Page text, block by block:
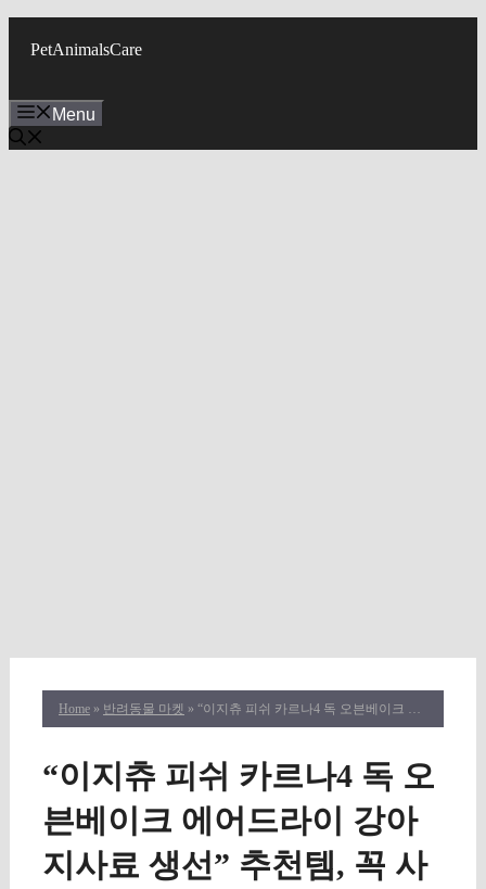
PetAnimalsCare
Menu
Home » 반려동물 마켓 » “이지츄 피쉬 카르나4 독 오븐베이크 에어드라이 강아지사료 생선” 추천템, 꼭 사야 하는 이유는?
“이지츄 피쉬 카르나4 독 오
븐베이크 에어드라이 강아
지사료 생선” 추천템, 꼭 사